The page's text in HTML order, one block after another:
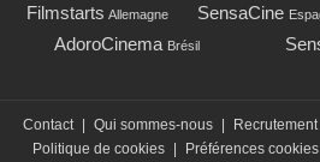
Filmstarts Allemagne SensaCine
AdoroCinema Brésil
Contact | Qui sommes-nous | Recrutement
Politique de cookies | Préférences cookies